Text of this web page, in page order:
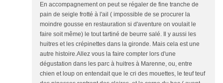
En accompagnement on peut se régaler de fine tranche de
pain de seigle frotté à l'ail ( impossible de se procurer la
moindre gousse en restauration si d'aventure on voulait le
faire soit même) le tout tartiné de beurre salé. Il y aussi les
huitres et les crépinettes dans la gironde. Mais cela est une
autre histoire.Allez vous la faire compter lors d'une
dégustation dans les parc à huitres à Marenne, ou, entre
chien et loup on entendait que le cri des mouettes, le teuf teuf